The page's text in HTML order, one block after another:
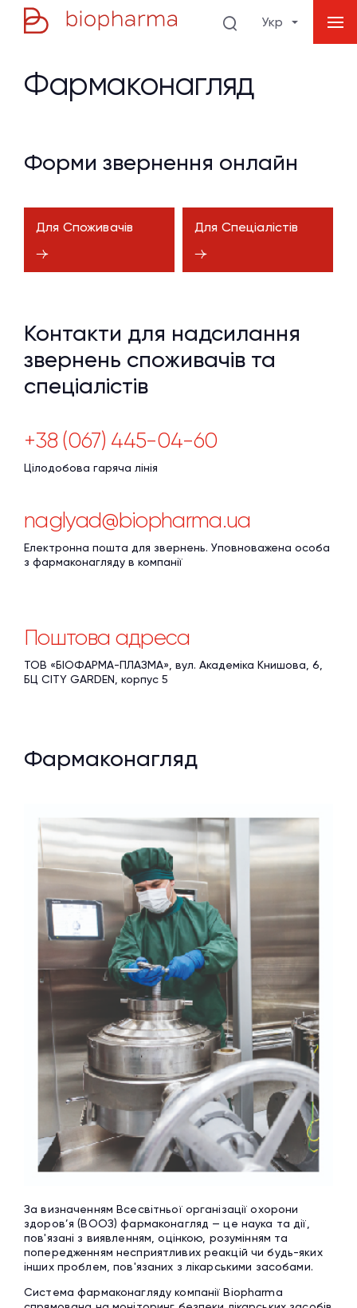
Укр
Фармаконагляд
Форми звернення онлайн
Для Споживачів Для Спеціалістів
Контакти для надсилання
звернень споживачів та
спеціалістів
+38 (067) 445-04-60
Цілодобова гаряча лінія
naglyad@biopharma.ua
Електронна пошта для звернень. Уповноважена особа
з фармаконагляду в компанії
Поштова адреса
ТОВ «БІОФАРМА-ПЛАЗМА», вул. Академіка Книшова, 6,
БЦ CITY GARDEN, корпус 5
Фармаконагляд
За визначенням Всесвітньої організації охорони
здоров’я (ВООЗ) фармаконагляд — це наука та дії,
пов'язані з виявленням, оцінкою, розумінням та
попередженням несприятливих реакцій чи будь-яких
інших проблем, пов'язаних з лікарськими засобами.
Система фармаконагляду компанії Biopharma